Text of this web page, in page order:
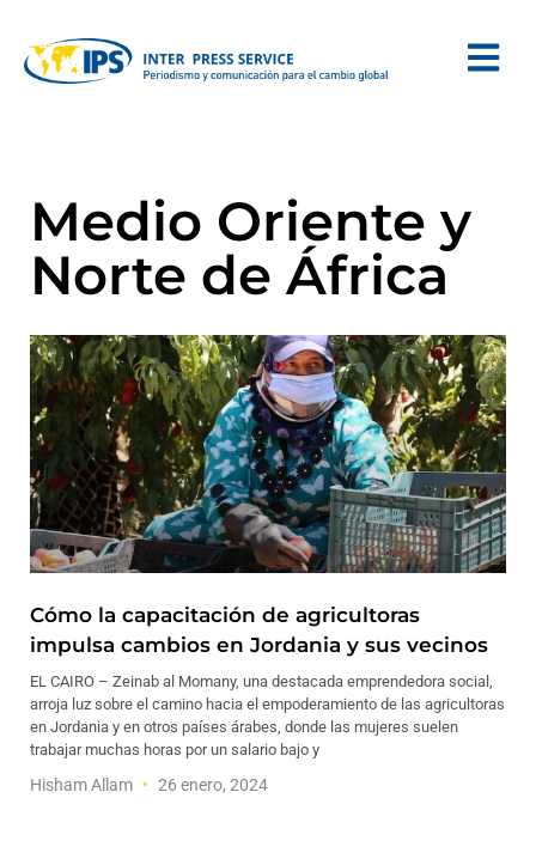
Medio Oriente y
Norte de África
Cómo la capacitación de agricultoras
impulsa cambios en Jordania y sus vecinos
EL CAIRO – Zeinab al Momany, una destacada emprendedora social,
arroja luz sobre el camino hacia el empoderamiento de las agricultoras
en Jordania y en otros países árabes, donde las mujeres suelen
trabajar muchas horas por un salario bajo y
Hisham Allam 26 enero, 2024